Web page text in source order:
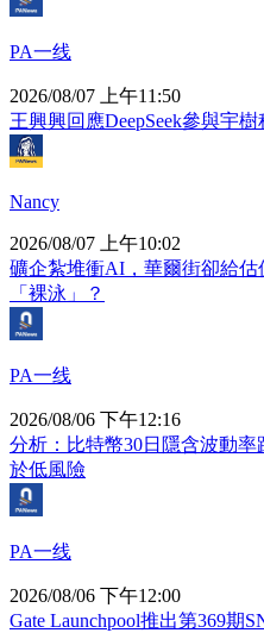
PA一线
2026/08/07 上午11:50
王興興回應DeepSeek參與宇
Nancy
2026/08/07 上午10:02
礦企紮堆衝AI，華爾街卻給
「裸泳」？
PA一线
2026/08/06 下午12:16
分析：比特幣30日隱含波動
於低風險
PA一线
2026/08/06 下午12:00
Gate Launchpool推出第369期